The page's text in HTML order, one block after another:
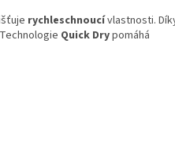
rychleschnoucívlastnosti.
Quick Drypomáhá